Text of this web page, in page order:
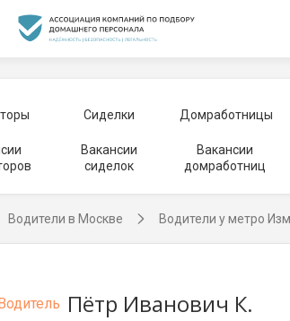
Сиделки Домработницы
Вакансии
сиделок
Вакансии
домработниц
Водители в Москве Водители у метро
Пётр Иванович К.